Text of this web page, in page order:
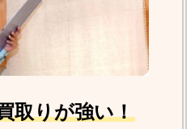
取りが強い！